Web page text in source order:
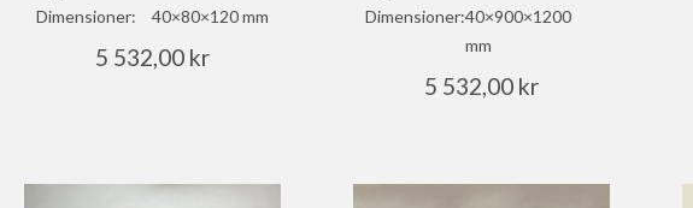
Dimensioner:
40×80×120 mm
5 532,00 kr
Dimensioner:40×900×1200
mm
5 532,00 kr